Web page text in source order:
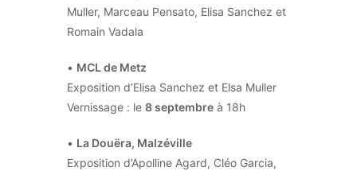
Muller, Marceau Pensato, Elisa Sanchez et
Romain Vadala
• MCL de Metz
Exposition d’Elisa Sanchez et Elsa Muller
Vernissage : le 8 septembre à 18h
• La Douëra, Malzéville
Exposition d’Apolline Agard, Cléo Garcia,